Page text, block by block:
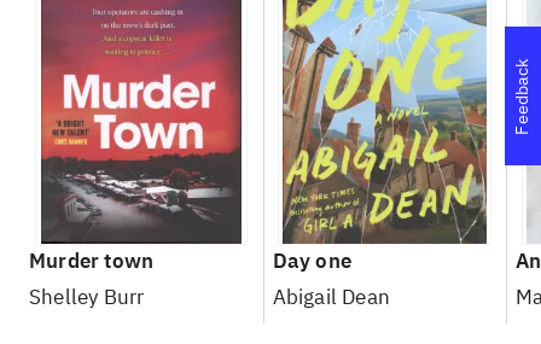
Murder town
Shelley Burr
Day one
Abigail Dean
Feedback